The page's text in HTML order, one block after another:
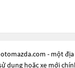
- một
dụng hoặc xe mới